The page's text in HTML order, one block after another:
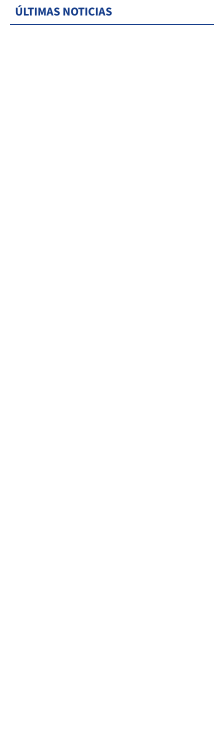
ÚLTIMAS NOTICIAS